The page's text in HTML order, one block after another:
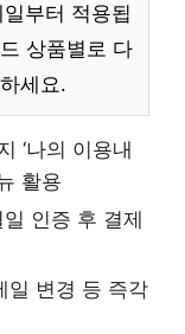
부터 적용됩
상품별로 다
세요.
‘나의 이용내
활용
인증 후 결제
일 변경 등 즉각